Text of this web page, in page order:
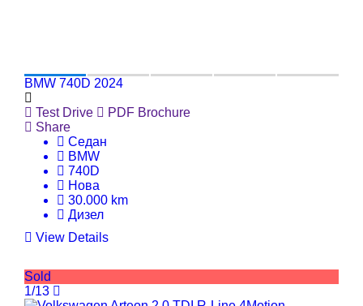
BMW 740D 2024
Test Drive
PDF Brochure
Share
Седан
BMW
740D
Нова
30.000 km
Дизел
View Details
Sold
1/13